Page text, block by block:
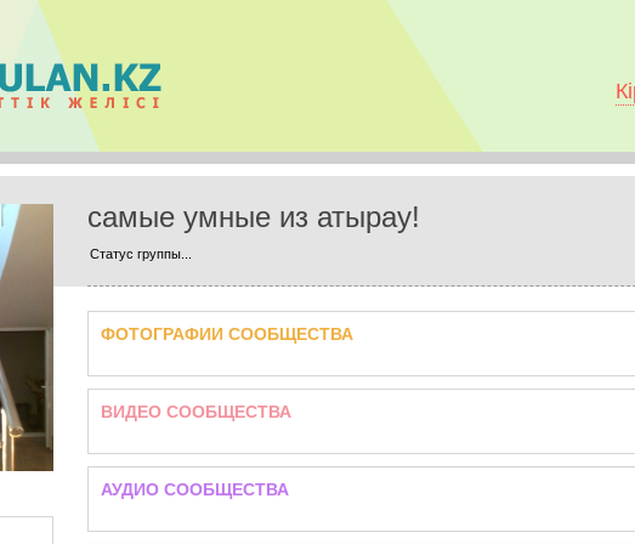
самые умные из атырау!
Статус группы...
ФОТОГРАФИИ СООБЩЕСТВА
ВИДЕО СООБЩЕСТВА
АУДИО СООБЩЕСТВА